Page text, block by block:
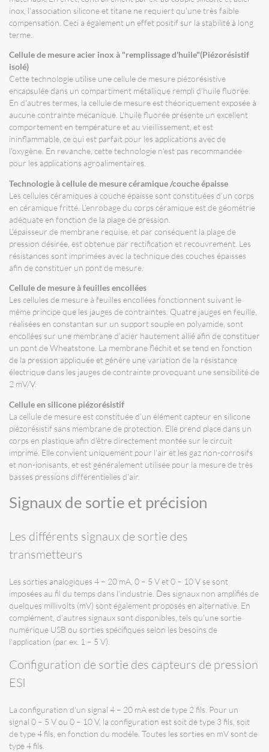
inox, l'association silicone et titane ne requiert qu'une très faible
compensation. Ceci a également un effet positif sur la stabilité à long
terme.
Cellule de mesure acier inox à "remplissage d'huile"(Piézorésistif
isolé)
Cette technologie utilise une cellule de mesure piézorésistive
encapsulée dans un compartiment métallique rempli d'huile fluorée.
En d'autres termes, la cellule de mesure est théoriquement exposée à
aucune contrainte mécanique. L'huile fluorée présente un excellent
comportement en température et au vieillissement, et est
ininflammable, ce qui est parfait pour les applications avec de
l'oxygène. En revanche, cette technologie n'est pas recommandée
pour les applications agroalimentaires.
Technologie à cellule de mesure céramique /couche épaisse
Les cellules céramiques à couche épaisse sont constituées d'un corps
en céramique fritté. L'enrobage du corps céramique est de géométrie
adéquate en fonction de la plage de pression.
L'épaisseur de membrane requise, et par conséquent la plage de
pression désirée, est obtenue par rectification et recouvrement. Les
résistances sont imprimées avec la technique des couches épaisses
afin de constituer un pont de mesure.
Cellule de mesure à feuilles encollées
Les cellules de mesure à feuilles encollées fonctionnent suivant le
même principe que les jauges de contraintes. Quatre jauges en feuille,
réalisées en constantan sur un support souple en polyamide, sont
encollées sur une membrane d'acier hautement allié afin de constituer
un pont de Wheatstone. La membrane fléchit et se tend en fonction
de la pression appliquée et génère une variation de la résistance
électrique dans les jauges de contrainte provoquant une sensibilité de
2 mV/V.
Cellule en silicone piézorésistif
La cellule de mesure est constituée d'un élément capteur en silicone
piézorésistif sans membrane de protection. Elle prend place dans un
corps en plastique afin d'être directement montée sur le circuit
imprimé. Elle convient uniquement pour l'air et les gaz non-corrosifs
et non-ionisants, et est généralement utilisée pour la mesure de très
basses pressions différentielles d'air.
Signaux de sortie et précision
Les différents signaux de sortie des
transmetteurs
Les sorties analogiques 4 – 20 mA, 0 – 5 V et 0 – 10 V se sont
imposées au fil du temps dans l'industrie. Des signaux non amplifiés de
quelques millivolts (mV) sont également proposés en alternative. En
complément, d'autres signaux sont disponibles, tels qu'une sortie
numérique USB ou sorties spécifiques selon les besoins de
l'application (par ex. 1 – 5 V).
Configuration de sortie des capteurs de pression
ESI
La configuration d'un signal 4 – 20 mA est de type 2 fils. Pour un
signal 0 – 5 V ou 0 – 10 V, la configuration est soit de type 3 fils, soit
de type 4 fils, en fonction du modèle. Toutes les sorties en mV sont de
type 4 fils.